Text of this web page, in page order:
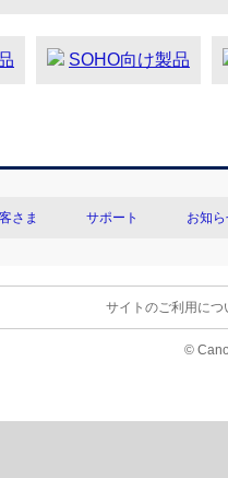
SOHO向け製品
さま サポート お知
サイトのご利用につ
©